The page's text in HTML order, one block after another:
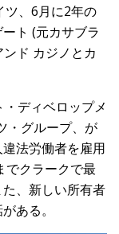
ツ、6月に2年の
ト (元カサブラ
ド カジノとカ
ディベロップメ
・グループ、が
法労働者を雇用
でクラークで最
、新しい所有者
ある。